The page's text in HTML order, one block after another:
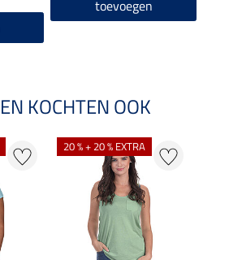
toevoegen
KOCHTEN OOK
20 % + 20 % EXTRA